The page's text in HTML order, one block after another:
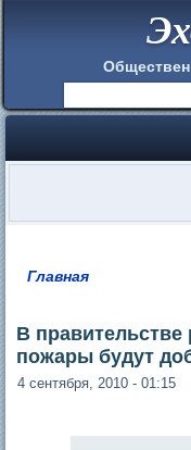
Главная
В
пожары будут
4 сентября, 2010 - 01:15